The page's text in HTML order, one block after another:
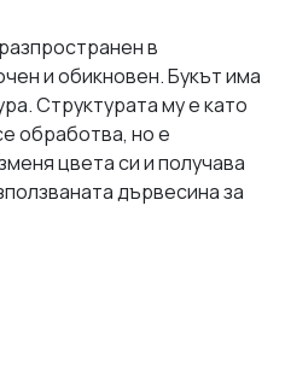
в
и обикновен. Букът има
Структурата му е като
обработва, но е
цвета си и получава
дървесина за